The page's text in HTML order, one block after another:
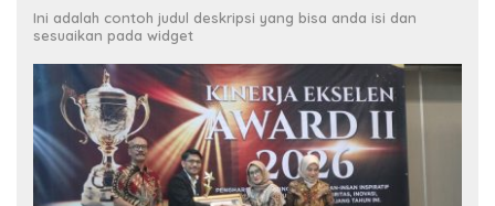
Ini adalah contoh judul deskripsi yang bisa anda isi dan
sesuaikan pada widget